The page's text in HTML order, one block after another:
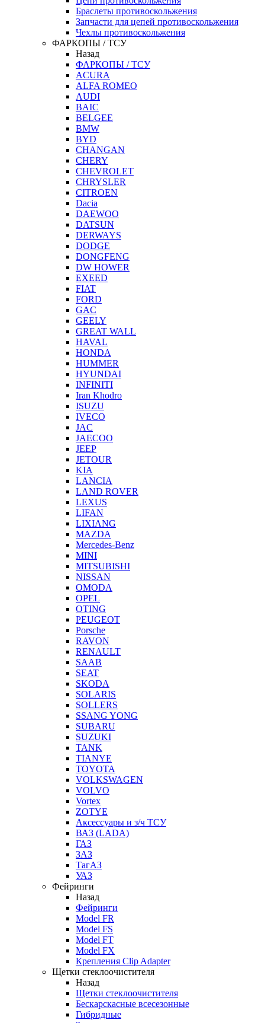
Браслеты противоскольжения
Запчасти для цепей противоскольжения
Чехлы противоскольжения
ФАРКОПЫ / ТСУ
Назад
ФАРКОПЫ / ТСУ
ACURA
ALFA ROMEO
AUDI
BAIC
BELGEE
BMW
BYD
CHANGAN
CHERY
CHEVROLET
CHRYSLER
CITROEN
Dacia
DAEWOO
DATSUN
DERWAYS
DODGE
DONGFENG
DW HOWER
EXEED
FIAT
FORD
GAC
GEELY
GREAT WALL
HAVAL
HONDA
HUMMER
HYUNDAI
INFINITI
Iran Khodro
ISUZU
IVECO
JAC
JAECOO
JEEP
JETOUR
KIA
LANCIA
LAND ROVER
LEXUS
LIFAN
LIXIANG
MAZDA
Mercedes-Benz
MINI
MITSUBISHI
NISSAN
OMODA
OPEL
OTING
PEUGEOT
Porsche
RAVON
RENAULT
SAAB
SEAT
SKODA
SOLARIS
SOLLERS
SSANG YONG
SUBARU
SUZUKI
TANK
TIANYE
TOYOTA
VOLKSWAGEN
VOLVO
Vortex
ZOTYE
Аксессуары и з/ч ТСУ
ВАЗ (LADA)
ГАЗ
ЗАЗ
ТагАЗ
УАЗ
Фейринги
Назад
Фейринги
Model FR
Model FS
Model FT
Model FX
Крепления Clip Adapter
Щетки стеклоочистителя
Назад
Щетки стеклоочистителя
Бескарскасные всесезонные
Гибридные